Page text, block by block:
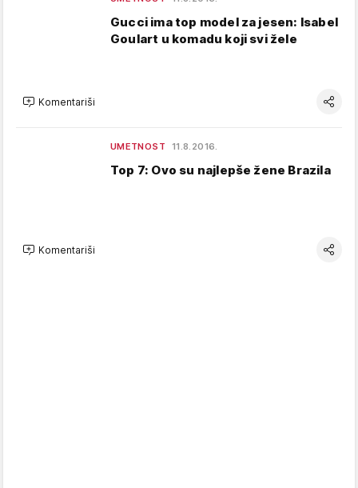
Gucci ima top model za jesen: Isabel
Goulart u komadu koji svi žele
Komentariši
UMETNOST 11.8.2016.
Top 7: Ovo su najlepše žene Brazila
Komentariši